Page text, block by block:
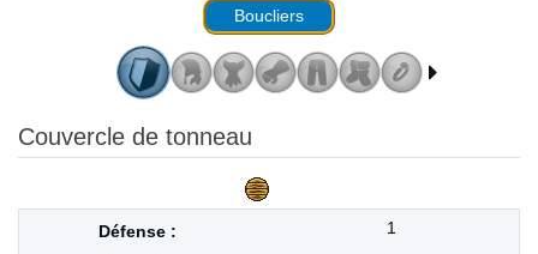
Boucliers
Couvercle de tonneau
1